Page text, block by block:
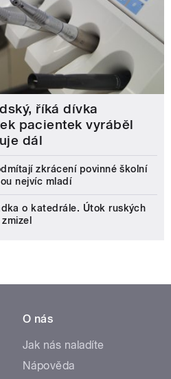
říká dívka
pacientek vyráběl
dál
zkrácení povinné školní
nejvíc mladí
o katedrále. Útok ruských
O nás
Jak nás naladíte
Nápověda